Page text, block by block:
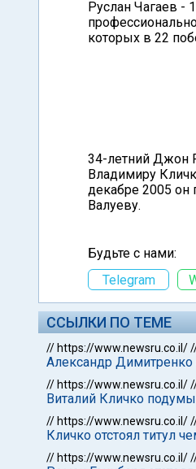
Руслан Чагаев -
которых в 22
34-летний Джон
Владимиру
декабре 2005 он
Валуеву.
Будьте с нами:
Telegram
ССЫЛКИ ПО ТЕМЕ
// https://www.newsru.co.il/
Александр Димитренко
// https://www.newsru.co.il/
Виталий Кличко
// https://www.newsru.co.il/
Кличко отстоял титул
// https://www.newsru.co.il/